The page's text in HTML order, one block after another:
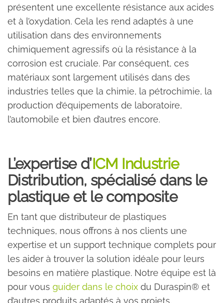
présentent une excellente résistance aux acides
et à l’oxydation. Cela les rend adaptés à une
utilisation dans des environnements
chimiquement agressifs où la résistance à la
corrosion est cruciale. Par conséquent, ces
matériaux sont largement utilisés dans des
industries telles que la chimie, la pétrochimie, la
production d’équipements de laboratoire,
l’automobile et bien d’autres encore.
L’expertise d’ICM Industrie
Distribution, spécialisé dans le
plastique et le composite
En tant que distributeur de plastiques
techniques, nous offrons à nos clients une
expertise et un support technique complets pour
les aider à trouver la solution idéale pour leurs
besoins en matière plastique. Notre équipe est là
pour vous guider dans le choix du Duraspin® et
d’autres produits adaptés à vos projets.